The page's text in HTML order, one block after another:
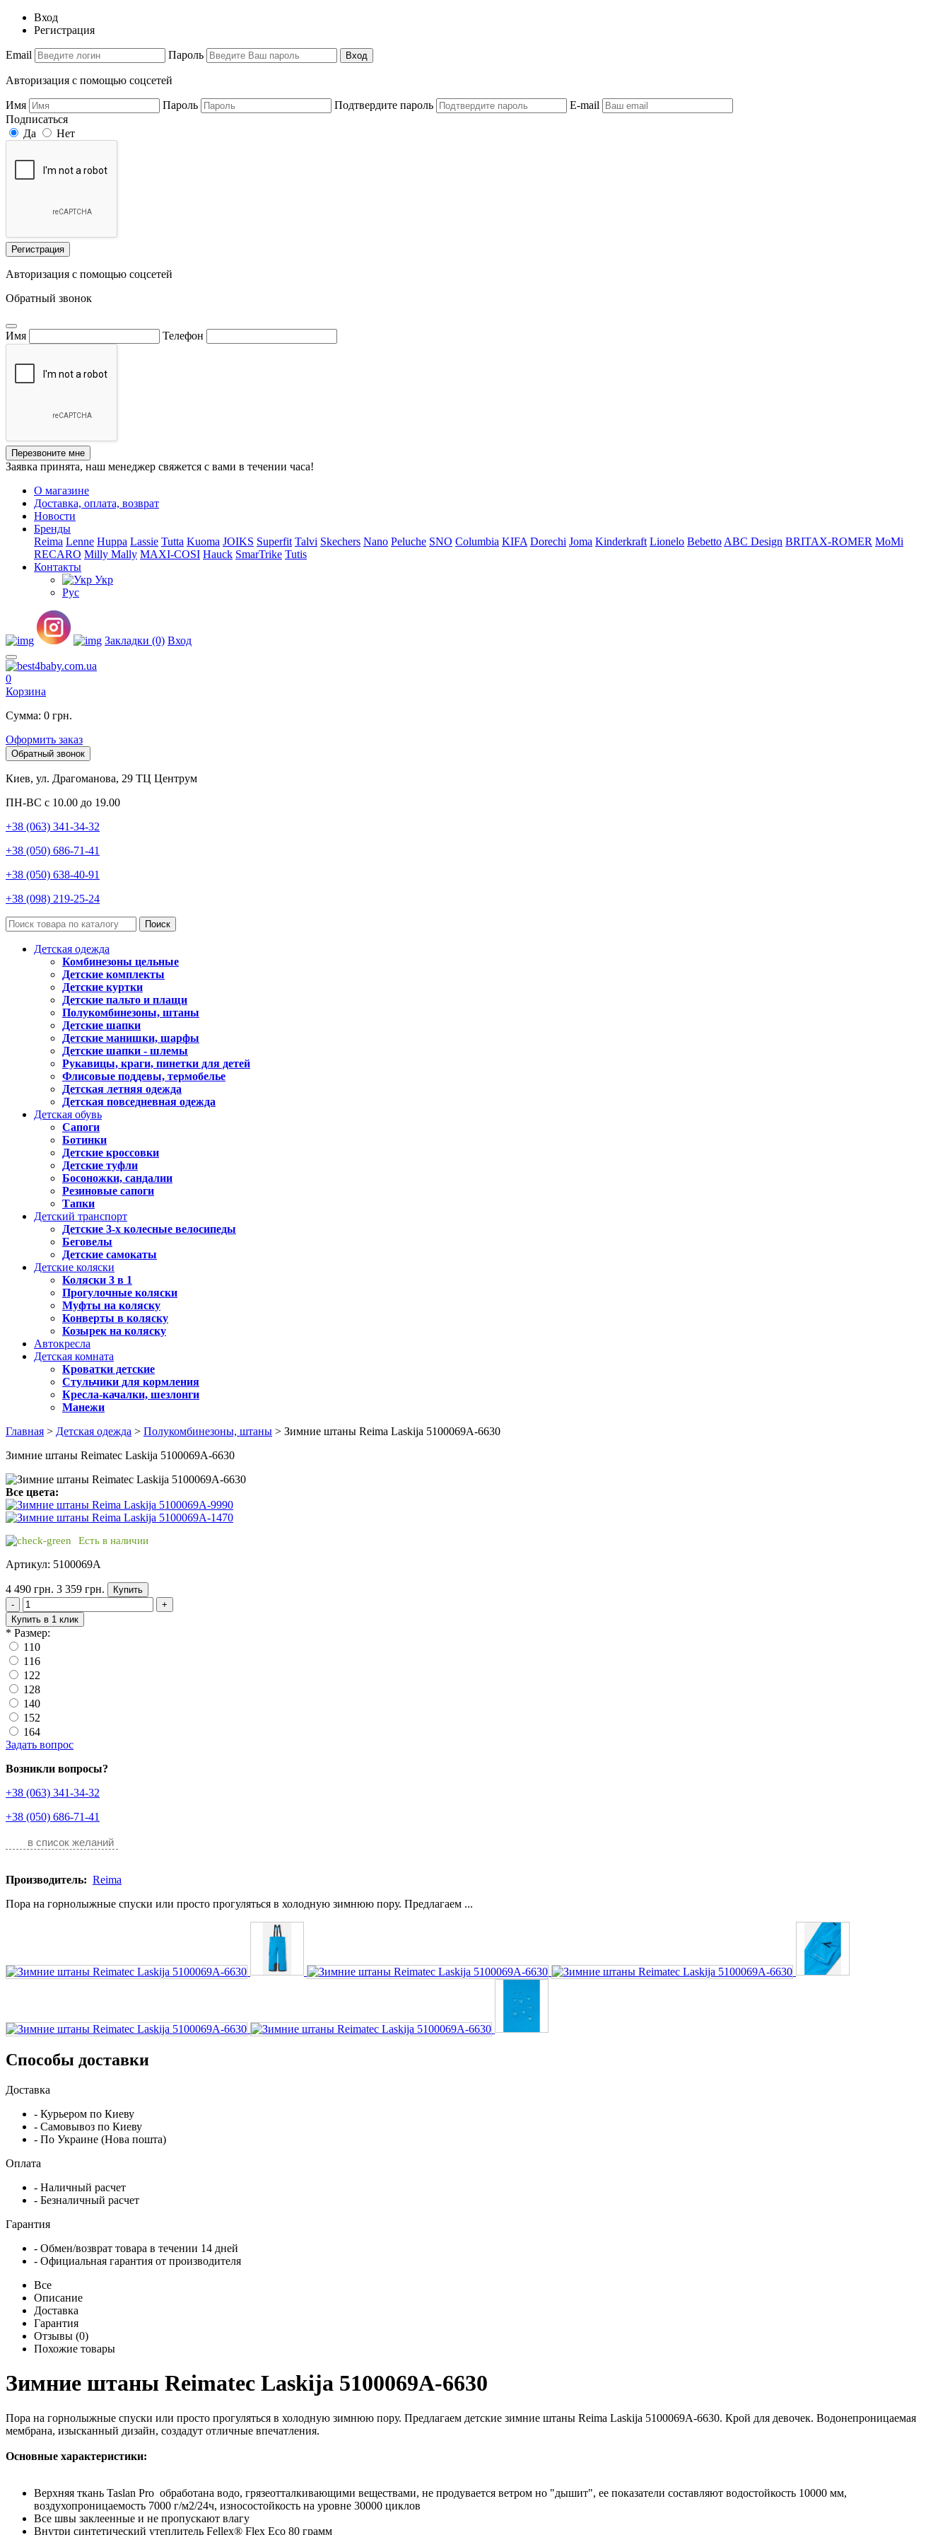
Вход
Регистрация
Email Пароль Вход
Авторизация с помощью соцсетей
Имя Пароль Подтвердите пароль
E-mail
Подписаться
Да
Нет
Регистрация
Авторизация с помощью соцсетей
Обратный звонок
Имя Телефон
Перезвоните мне
Заявка принята, наш менеджер свяжется с вами в течении часа!
О магазине
Доставка, оплата, возврат
Новости
Бренды
Reima Lenne Huppa Lassie Tutta Kuoma JOIKS Superfit Talvi Skechers Nano Peluche SNO Columbia KIFA Dorechi Joma Kinderkraft Lionelo Bebetto ABC Design BRITAX-ROMER MoMi
RECARO Milly Mally MAXI-COSI Hauck SmarTrike Tutis
Контакты
Укр
Рус
Закладки (0) Вход
0
Корзина
Сумма: 0 грн.
Оформить заказ
Обратный звонок
Киев, ул. Драгоманова, 29 ТЦ Центрум
ПН-ВС с 10.00 до 19.00
+38 (063) 341-34-32
+38 (050) 686-71-41
+38 (050) 638-40-91
+38 (098) 219-25-24
Поиск
Детская одежда
Комбинезоны цельные
Детские комплекты
Детские куртки
Детские пальто и плащи
Полукомбинезоны, штаны
Детские шапки
Детские манишки, шарфы
Детские шапки - шлемы
Рукавицы, краги, пинетки для детей
Флисовые поддевы, термобелье
Детская летняя одежда
Детская повседневная одежда
Детская обувь
Сапоги
Ботинки
Детские кроссовки
Детские туфли
Босоножки, сандалии
Резиновые сапоги
Тапки
Детский транспорт
Детские 3-х колесные велосипеды
Беговелы
Детские самокаты
Детские коляски
Коляски 3 в 1
Прогулочные коляски
Муфты на коляску
Конверты в коляску
Козырек на коляску
Автокресла
Детская комната
Кроватки детские
Стульчики для кормления
Кресла-качалки, шезлонги
Манежи
Главная > Детская одежда > Полукомбинезоны, штаны > Зимние штаны Reima Laskija 5100069A-6630
Зимние штаны Reimatec Laskija 5100069A-6630
Все цвета:
Есть в наличии
Артикул: 5100069A
4 490 грн. 3 359 грн.
Купить
-
+
Купить в 1 клик
* Размер:
110
116
122
128
140
152
164
Задать вопрос
Возникли вопросы?
+38 (063) 341-34-32
+38 (050) 686-71-41
в список желаний
Производитель: Reima
Пора на горнолыжные спуски или просто прогуляться в холодную зимнюю пору. Предлагаем ...
Способы доставки
Доставка
- Курьером по Киеву
- Самовывоз по Киеву
- По Украине (Нова пошта)
Оплата
- Наличный расчет
- Безналичный расчет
Гарантия
- Обмен/возврат товара в течении 14 дней
- Официальная гарантия от производителя
Все
Описание
Доставка
Гарантия
Отзывы (0)
Похожие товары
Зимние штаны Reimatec Laskija 5100069A-6630
Пора на горнолыжные спуски или просто прогуляться в холодную зимнюю пору. Предлагаем детские зимние штаны Reima Laskija 5100069A-6630. Крой для девочек. Водонепроницаемая
мембрана, изысканный дизайн, создадут отличные впечатления.
Основные характеристики:
Верхняя ткань Taslan Pro обработана водо, грязеотталкивающими веществами, не продувается ветром но "дышит", ее показатели составляют водостойкость 10000 мм,
воздухопроницаемость 7000 г/м2/24ч, износостойкость на уровне 30000 циклов
Все швы заклеенные и не пропускают влагу
Внутри синтетический утеплитель Fellex® Flex Eco 80 грамм